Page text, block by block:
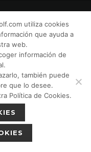
|Aviso Legal|
de Cookies
CPM”|
utiliza cookies
que ayuda a
web.
información de
también puede
que lo desee.
Política de Cookies.